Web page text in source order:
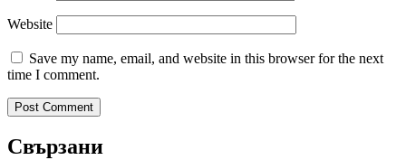
Website
Save my name, email, and website in this browser for the next
time I comment.
Свързани